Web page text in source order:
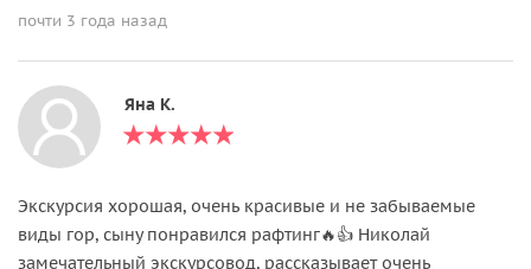
почти 3 года назад
Яна К.
Экскурсия хорошая, очень красивые и не забываемые
виды гор, сыну понравился рафтинг🔥👍 Николай
замечательный экскурсовод, рассказывает очень